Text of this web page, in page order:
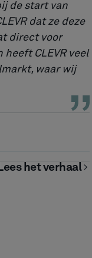
de start van
dat ze deze
direct voor
CLEVR veel
waar wij
Lees het verhaal